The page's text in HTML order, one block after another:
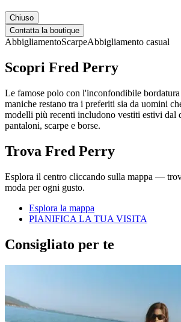
Chiuso
Contatta la boutique
AbbigliamentoScarpeAbbigliamento casual
Scopri Fred Perry
Le famose polo con l'inconfondibile
maniche restano tra i preferiti sia da uomini
modelli più recenti includono vestiti estivi dal
pantaloni, scarpe e borse.
Trova Fred Perry
Esplora il centro cliccando sulla mappa —
moda per ogni gusto.
Esplora la mappa
PIANIFICA LA TUA VISITA
Consigliato per te